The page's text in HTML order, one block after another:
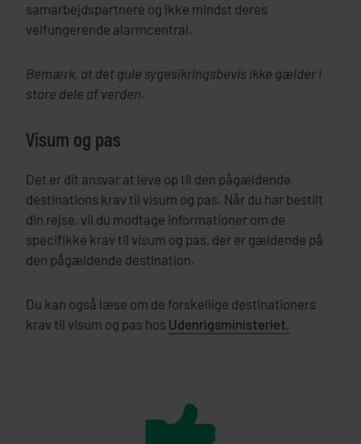
samarbejdspartnere og ikke mindst deres
velfungerende alarmcentral.
Bemærk, at det gule sygesikringsbevis ikke gælder i
store dele af verden.
Visum og pas
Det er dit ansvar at leve op til den pågældende
destinations krav til visum og pas. Når du har bestilt
din rejse, vil du modtage informationer om de
specifikke krav til visum og pas, der er gældende på
den pågældende destination.
Du kan også læse om de forskellige destinationers
krav til visum og pas hos Udenrigsministeriet.